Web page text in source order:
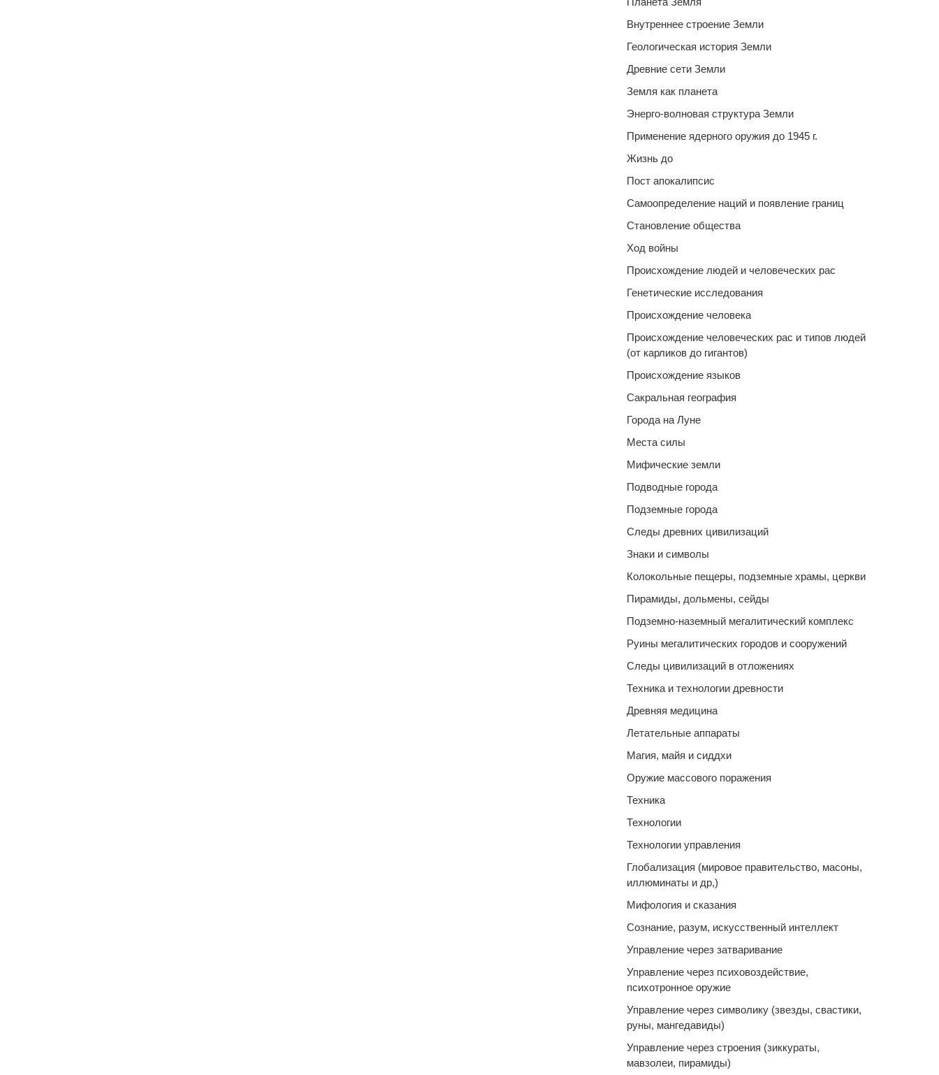
Внутреннее строение Земли
Геологическая история Земли
Древние сети Земли
Земля как планета
Энерго-волновая структура Земли
Применение ядерного оружия до 1945 г.
Жизнь до
Пост апокалипсис
Самоопределение наций и появление границ
Становление общества
Ход войны
Происхождение людей и человеческих рас
Генетические исследования
Происхождение человека
Происхождение человеческих рас и типов людей
(от карликов до гигантов)
Происхождение языков
Сакральная география
Города на Луне
Места силы
Мифические земли
Подводные города
Подземные города
Следы древних цивилизаций
Знаки и символы
Колокольные пещеры, подземные храмы, церкви
Пирамиды, дольмены, сейды
Подземно-наземный мегалитический комплекс
Руины мегалитических городов и сооружений
Следы цивилизаций в отложениях
Техника и технологии древности
Древняя медицина
Летательные аппараты
Магия, майя и сиддхи
Оружие массового поражения
Техника
Технологии
Технологии управления
Глобализация (мировое правительство, масоны,
иллюминаты и др,)
Мифология и сказания
Сознание, разум, искусственный интеллект
Управление через затваривание
Управление через психовоздействие,
психотронное оружие
Управление через символику (звезды, свастики,
руны, мангедавиды)
Управление через строения (зиккураты,
мавзолеи, пирамиды)